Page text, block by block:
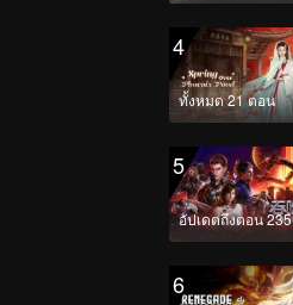
4
ทั้งหมด 21 ตอน
5
อัปเดตถึงตอน 235
6